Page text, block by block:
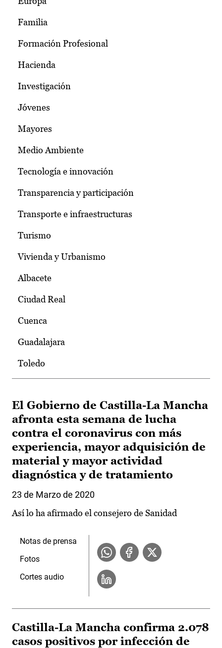
Familia
Formación Profesional
Hacienda
Investigación
Jóvenes
Mayores
Medio Ambiente
Tecnología e innovación
Transparencia y participación
Transporte e infraestructuras
Turismo
Vivienda y Urbanismo
Albacete
Ciudad Real
Cuenca
Guadalajara
Toledo
El Gobierno de Castilla-La Mancha
afronta esta semana de lucha
contra el coronavirus con más
experiencia, mayor adquisición de
material y mayor actividad
diagnóstica y de tratamiento
23 de Marzo de 2020
Así lo ha afirmado el consejero de Sanidad
Notas de prensa
Fotos
Cortes audio
Castilla-La Mancha confirma 2.078
casos positivos por infección de